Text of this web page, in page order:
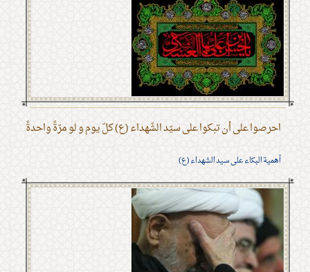
احرصوا على أن تبكوا على سيّد الشّهداء (ع) كلّ يوم و لو مرّةً واحدةً
أهمية البكاء على سيد الشهداء (ع)